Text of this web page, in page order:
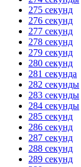
275 секунд
276 секунд
277 секунд
278 секунд
279 секунд
280 секунд
281 секунда
282 секунды
283 секунды
284 секунды
285 секунд
286 секунд
287 секунд
288 секунд
289 секунд